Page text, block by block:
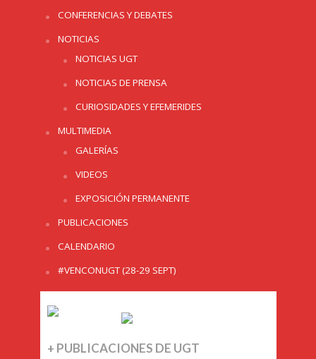
CONFERENCIAS Y DEBATES
NOTICIAS
NOTICIAS UGT
NOTICIAS DE PRENSA
CURIOSIDADES Y EFEMERIDES
MULTIMEDIA
GALERÍAS
VIDEOS
EXPOSICIÓN PERMANENTE
PUBLICACIONES
CALENDARIO
#VENCONUGT (28-29 SEPT)
+ PUBLICACIONES DE UGT